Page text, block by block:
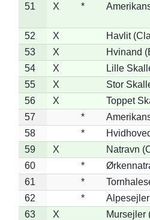
51
X *
52 X
Havlit
53
X
Hvinand
54
X
Lille
55
X
Stor
56
X
Toppet
57
*
58
*
59
X
Natravn
60
*
61
*
62
*
63
X
Mursejler